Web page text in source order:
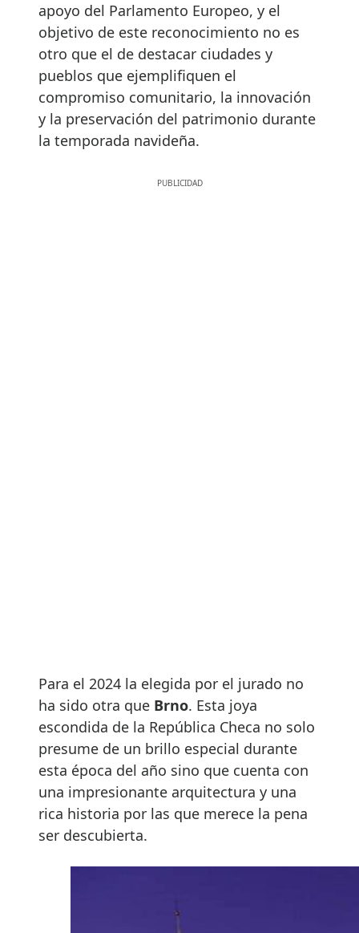
apoyo del Parlamento Europeo, y el
objetivo de este reconocimiento no es
otro que el de destacar ciudades y
pueblos que ejemplifiquen el
compromiso comunitario, la innovación
y la preservación del patrimonio durante
la temporada navideña.
Para el 2024 la elegida por el jurado no
ha sido otra que Brno. Esta joya
escondida de la República Checa no solo
presume de un brillo especial durante
esta época del año sino que cuenta con
una impresionante arquitectura y una
rica historia por las que merece la pena
ser descubierta.